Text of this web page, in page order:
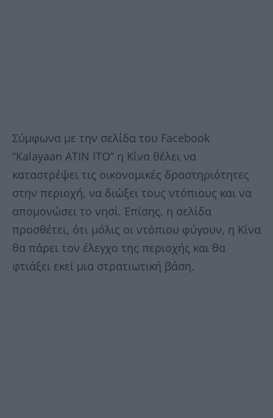
Σύμφωνα με την σελίδα του Facebook
“Kalayaan ATIN ITO” η Κίνα θέλει να
καταστρέψει τις οικονομικές δραστηριότητες
στην περιοχή, να διώξει τους ντόπιους και να
απομονώσει το νησί. Επίσης, η σελίδα
προσθέτει, ότι μόλις οι ντόπιου φύγουν, η Κίνα
θα πάρει τον έλεγχο της περιοχής και θα
φτιάξει εκεί μια στρατιωτική βάση.